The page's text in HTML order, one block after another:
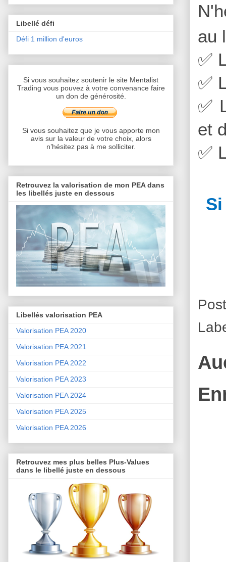
au
✅
✅
✅
et
✅
Libellé défi
Défi 1 million d'euros
Si vous souhaitez soutenir le site Mentalist
Trading vous pouvez à votre convenance faire
un don de générosité.
Si vous souhaitez que je vous apporte mon
avis sur la valeur de votre choix, alors
n’hésitez pas à me solliciter.
Retrouvez la valorisation de mon PEA dans
les libellés juste en dessous
Libellés valorisation PEA
Valorisation PEA 2020
Valorisation PEA 2021
Valorisation PEA 2022
Valorisation PEA 2023
Valorisation PEA 2024
Valorisation PEA 2025
Valorisation PEA 2026
Retrouvez mes plus belles Plus-Values
dans le libellé juste en dessous